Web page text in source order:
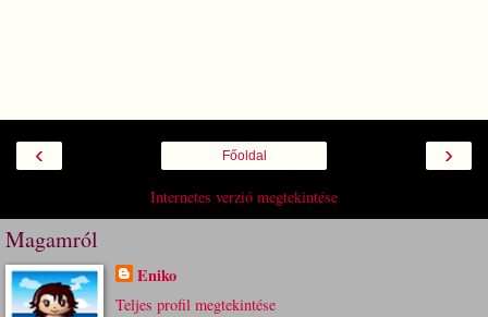
‹ ›
Főoldal
Internetes verzió megtekintése
Magamról
Eniko
Teljes profil megtekintése